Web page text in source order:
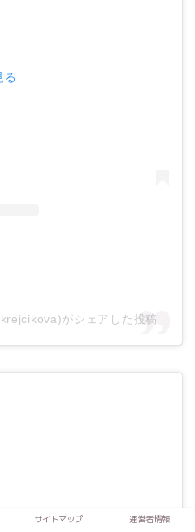
がシェアした投稿
サイトマップ 運営者情報